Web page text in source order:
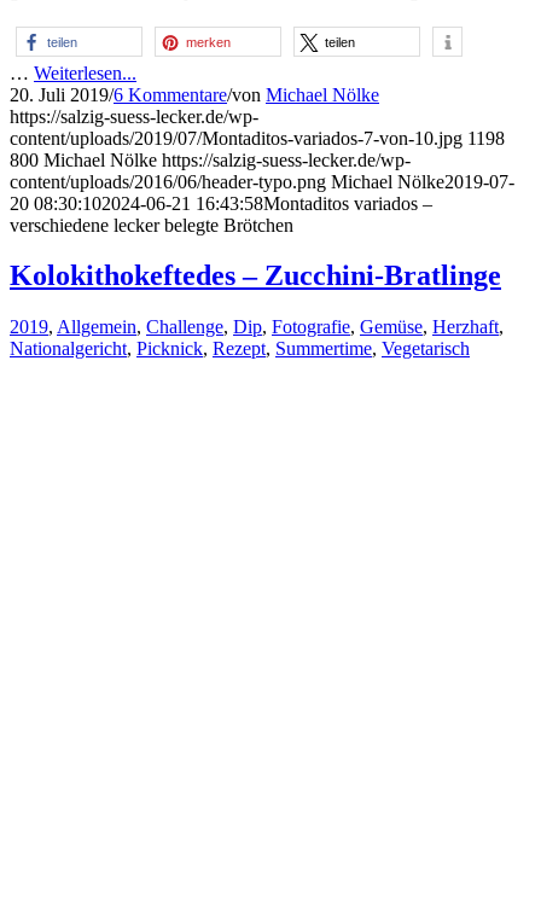
teilen merken teilen
… Weiterlesen...
20. Juli 2019/6 Kommentare/von Michael Nölke
https://salzig-suess-lecker.de/wp-
content/uploads/2019/07/Montaditos-variados-7-von-10.jpg 1198
800 Michael Nölke https://salzig-suess-lecker.de/wp-
content/uploads/2016/06/header-typo.png Michael Nölke2019-07-
20 08:30:102024-06-21 16:43:58Montaditos variados –
verschiedene lecker belegte Brötchen
Kolokithokeftedes – Zucchini-Bratlinge
2019, Allgemein, Challenge, Dip, Fotografie, Gemüse, Herzhaft,
Nationalgericht, Picknick, Rezept, Summertime, Vegetarisch